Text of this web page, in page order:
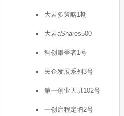
大岩多策略1期
大岩aShares500
科创攀登者1号
民企发展系列3号
第一创业天玑102号
一创启程定增2号